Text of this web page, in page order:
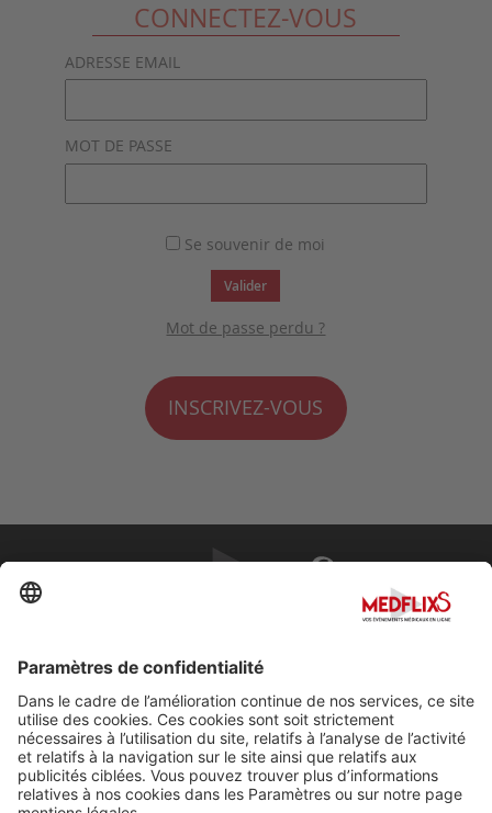
CONNECTEZ-VOUS
ADRESSE EMAIL
MOT DE PASSE
Se souvenir de moi
Valider
Mot de passe perdu ?
INSCRIVEZ-VOUS
À propos de MedflixS®
Aide
Contact
Mentions légales